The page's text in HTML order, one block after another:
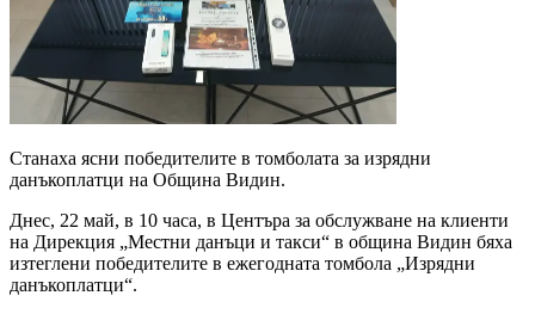
Станаха ясни победителите в томболата за изрядни
данъкоплатци на Община Видин.
Днес, 22 май, в 10 часа, в Центъра за обслужване на клиенти
на Дирекция „Местни данъци и такси“ в община Видин бяха
изтеглени победителите в ежегодната томбола „Изрядни
данъкоплатци“.